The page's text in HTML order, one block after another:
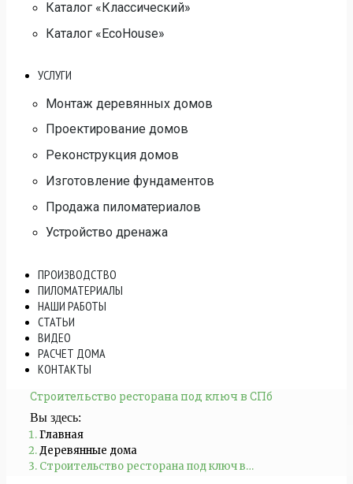
Каталог «Классический»
Каталог «EcoHouse»
УСЛУГИ
Монтаж деревянных домов
Проектирование домов
Реконструкция домов
Изготовление фундаментов
Продажа пиломатериалов
Устройство дренажа
ПРОИЗВОДСТВО
ПИЛОМАТЕРИАЛЫ
НАШИ РАБОТЫ
СТАТЬИ
ВИДЕО
РАСЧЕТ ДОМА
КОНТАКТЫ
Строительство ресторана под ключ в СПб
Вы здесь:
Главная
Деревянные дома
Строительство ресторана под ключ в…